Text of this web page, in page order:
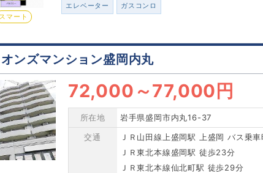
マート
エレベーター ガスコンロ
ンズマンション盛岡内丸
72,000 ～77,000円
所在地
岩手県盛岡市内丸16-37
交通
ＪＲ山田線上盛岡駅 上盛岡 バス乗
ＪＲ東北本線盛岡駅 徒歩23分
ＪＲ東北本線仙北町駅 徒歩29分